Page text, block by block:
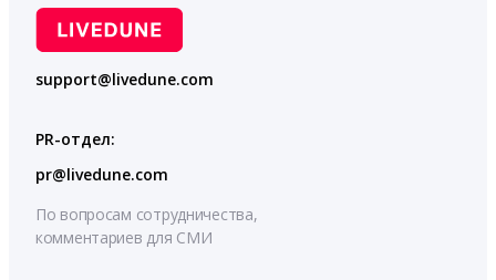
support@livedune.com
PR-отдел:
pr@livedune.com
По вопросам сотрудничества,
комментариев для СМИ